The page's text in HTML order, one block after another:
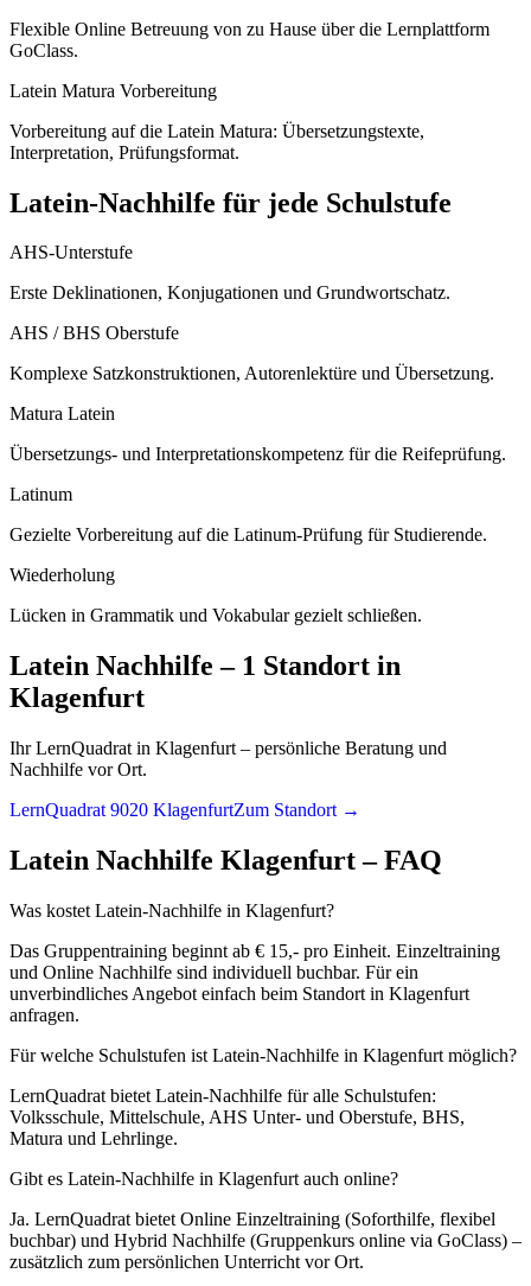
Flexible Online Betreuung von zu Hause über die Lernplattform
GoClass.
Latein Matura Vorbereitung
Vorbereitung auf die Latein Matura: Übersetzungstexte,
Interpretation, Prüfungsformat.
Latein-Nachhilfe für jede Schulstufe
AHS-Unterstufe
Erste Deklinationen, Konjugationen und Grundwortschatz.
AHS / BHS Oberstufe
Komplexe Satzkonstruktionen, Autorenlektüre und Übersetzung.
Matura Latein
Übersetzungs- und Interpretationskompetenz für die Reifeprüfung.
Latinum
Gezielte Vorbereitung auf die Latinum-Prüfung für Studierende.
Wiederholung
Lücken in Grammatik und Vokabular gezielt schließen.
Latein Nachhilfe – 1 Standort in
Klagenfurt
Ihr LernQuadrat in Klagenfurt – persönliche Beratung und
Nachhilfe vor Ort.
LernQuadrat 9020 KlagenfurtZum Standort →
Latein Nachhilfe Klagenfurt– FAQ
Was kostet Latein-Nachhilfe in Klagenfurt?
Das Gruppentraining beginnt ab € 15,- pro Einheit. Einzeltraining
und Online Nachhilfe sind individuell buchbar. Für ein
unverbindliches Angebot einfach beim Standort in Klagenfurt
anfragen.
Für welche Schulstufen ist Latein-Nachhilfe in Klagenfurt möglich?
LernQuadrat bietet Latein-Nachhilfe für alle Schulstufen:
Volksschule, Mittelschule, AHS Unter- und Oberstufe, BHS,
Matura und Lehrlinge.
Gibt es Latein-Nachhilfe in Klagenfurt auch online?
Ja. LernQuadrat bietet Online Einzeltraining (Soforthilfe, flexibel
buchbar) und Hybrid Nachhilfe (Gruppenkurs online via GoClass) –
zusätzlich zum persönlichen Unterricht vor Ort.